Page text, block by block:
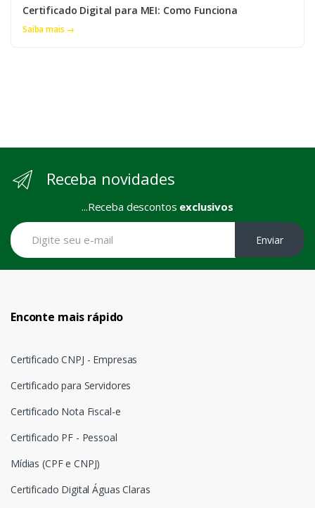
Certificado Digital para MEI: Como Funciona
Saiba mais →
Receba novidades
...Receba descontos exclusivos
Enviar
Enconte mais rápido
Certificado CNPJ - Empresas
Certificado para Servidores
Certificado Nota Fiscal-e
Certificado PF - Pessoal
Mídias (CPF e CNPJ)
Certificado Digital Águas Claras